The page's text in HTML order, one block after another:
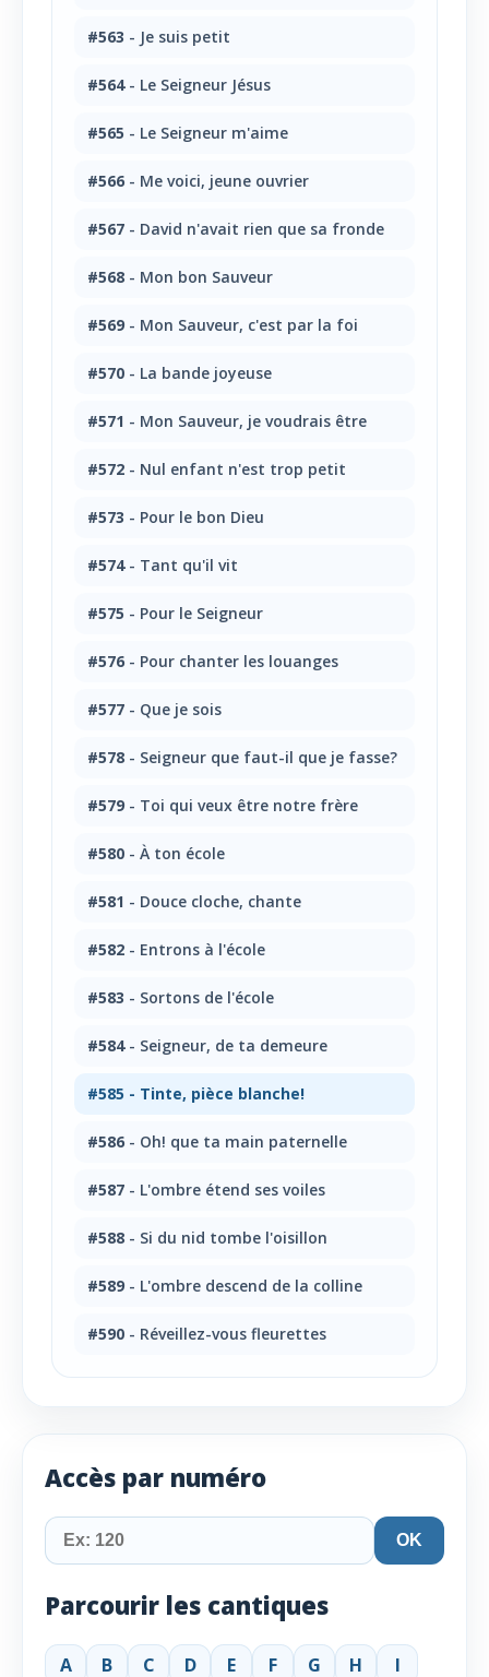
Accès par numéro
OK
Parcourir les cantiques
A B C D E F G H I
#563 - Je suis petit
#564- Le Seigneur Jésus
#565 - Le Seigneur m'aime
#566 - Me voici, jeune ouvrier
#567 - David n'avait rien que sa fronde
#568 - Mon bon Sauveur
#569 - Mon Sauveur, c'est par la foi
#570 - La bande joyeuse
#571 - Mon Sauveur, je voudrais être
#572 - Nul enfant n'est trop petit
#573 - Pour le bon Dieu
#574- Tant qu'il vit
#575 - Pour le Seigneur
#576 - Pour chanter les louanges
#577 - Que je sois
#578 - Seigneur que faut-il que je fasse?
#579 - Toi qui veux être notre frère
#580 - À ton école
#581 - Douce cloche, chante
#582 - Entrons à l'école
#583 - Sortons de l'école
#584- Seigneur, de ta demeure
#585 - Tinte, pièce blanche!
#586 - Oh! que ta main paternelle
#587 - L'ombre étend ses voiles
#588 - Si du nid tombe l'oisillon
#589 - L'ombre descend de la colline
#590 - Réveillez-vous fleurettes